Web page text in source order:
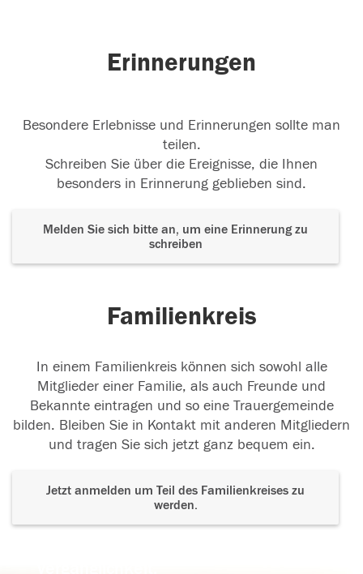
Erinnerungen
Besondere Erlebnisse und Erinnerungen sollte man
teilen.
Schreiben Sie über die Ereignisse, die Ihnen
besonders in Erinnerung geblieben sind.
Melden Sie sich bitte an, um eine Erinnerung zu
schreiben
Familienkreis
In einem Familienkreis können sich sowohl alle
Mitglieder einer Familie, als auch Freunde und
Bekannte eintragen und so eine Trauergemeinde
bilden. Bleiben Sie in Kontakt mit anderen Mitgliedern
und tragen Sie sich jetzt ganz bequem ein.
Jetzt anmelden um Teil des Familienkreises zu
werden.